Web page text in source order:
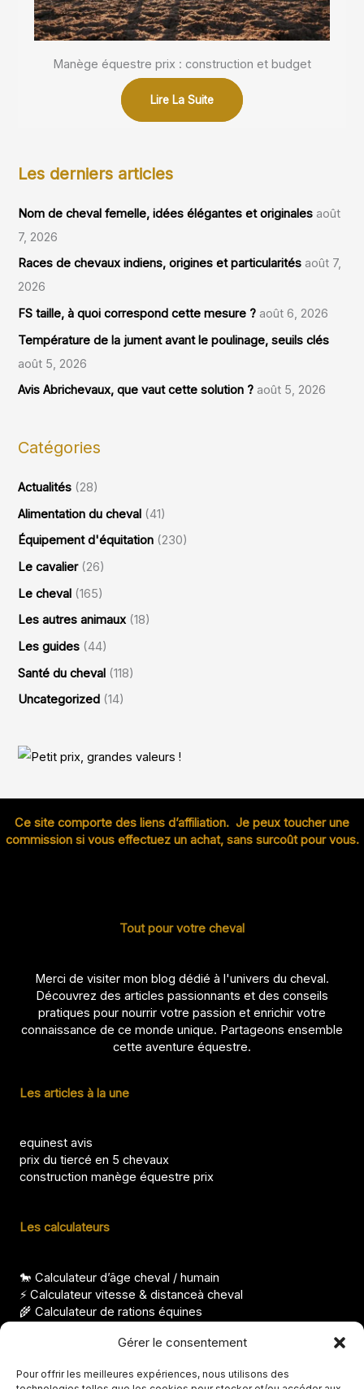
Gérer le consentement
Pour offrir les meilleures expériences, nous utilisons des
Manège équestre prix : construction et budget
Lire La Suite
Les derniers articles
Nom de cheval femelle, idées élégantes et originales août
7, 2026
Races de chevaux indiens, origines et particularités août 7,
2026
FS taille, à quoi correspond cette mesure ? août 6, 2026
Température de la jument avant le poulinage, seuils clés
août 5, 2026
Avis Abrichevaux, que vaut cette solution ? août 5, 2026
Catégories
Actualités (28)
Alimentation du cheval (41)
Équipement d'équitation (230)
Le cavalier(26)
Le cheval (165)
Les autres animaux (18)
Les guides (44)
Santé du cheval (118)
Uncategorized (14)
Ce site comporte des liens d’affiliation. Je peux toucher une
commission si vous effectuez un achat, sans surcoût pour vous.
Tout pour votre cheval
Merci de visiter mon blog dédié à l'univers du cheval.
Découvrez des articles passionnants et des conseils
pratiques pour nourrir votre passion et enrichir votre
connaissance de ce monde unique. Partageons ensemble
cette aventure équestre.
Les articles à la une
equinest avis
prix du tiercé en 5 chevaux
construction manège équestre prix
Les calculateurs
🐎 Calculateur d’âge cheval / humain
⚡ Calculateur vitesse & distanceà cheval
🌾 Calculateur de rations équines